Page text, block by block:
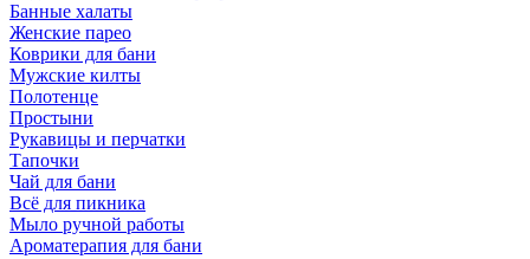
Банные халаты
Женские парео
Коврики для бани
Мужские килты
Полотенце
Простыни
Рукавицы и перчатки
Тапочки
Чай для бани
Всё для пикника
Мыло ручной работы
Ароматерапия для бани